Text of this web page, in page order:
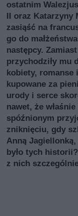
ostatnim
II oraz Katarzyny
zasiąść na
go do
następcy.
przychodziły mu
kobiety, romanse
kupowane za
urody i serce
nawet, że
spóźnionym
zniknięciu, gdy
Anną
było tych
z nich